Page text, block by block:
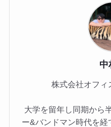
中
株式会社オフ
大学を留年し同期から
ー&バンドマン時代を経